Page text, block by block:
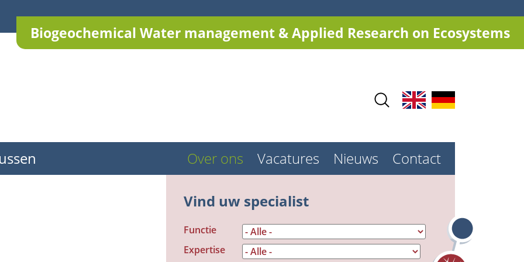
Biogeochemical Water management & Applied Research on Ecosystems
Contact
Nieuws
Vacatures
Over ons
Vind uw specialist
Functie
Expertise